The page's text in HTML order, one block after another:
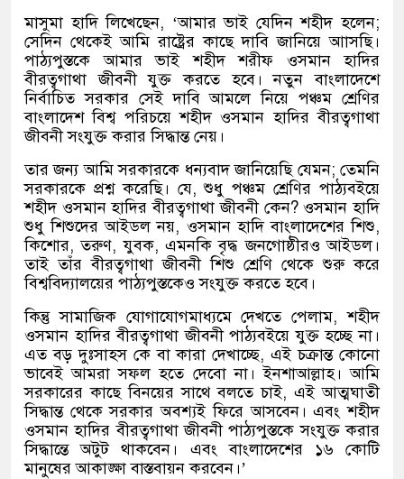
মাসুমা হাদি লিখেছেন, ‘আমার ভাই যেদিন শহীদ হলেন;
সেদিন থেকেই আমি রাষ্ট্রের কাছে দাবি জানিয়ে আাসছি।
পাঠ্যপুস্তকে আমার ভাই শহীদ শরীফ ওসমান হাদির
বীরত্বগাথা জীবনী যুক্ত করতে হবে। নতুন বাংলাদেশে
নির্বাচিত সরকার সেই দাবি আমলে নিয়ে পঞ্চম শ্রেণির
বাংলাদেশ বিশ্ব পরিচয়ে শহীদ ওসমান হাদির বীরত্বগাথা
জীবনী সংযুক্ত করার সিদ্ধান্ত নেয়।
তার জন্য আমি সরকারকে ধন্যবাদ জানিয়েছি যেমন;তেমনি
সরকারকে প্রশ্ন করেছি। যে,শুধু পঞ্চম শ্রেণির পাঠ্যবইয়ে
শহীদ ওসমান হাদির বীরত্বগাথা জীবনী কেন?ওসমান হাদি
শুধু শিশুদের আইডল নয়, ওসমান হাদি বাংলাদেশের শিশু,
কিশোর,তরুণ,যুবক,এমনকি বৃদ্ধ জনগোষ্ঠীরও আইডল।
তাই তাঁর বীরত্বগাথা জীবনী শিশু শ্রেণি থেকে শুরু করে
বিশ্ববিদ্যালয়ের পাঠ্যপুস্তকেও সংযুক্ত করতে হবে।
কিন্তু সামাজিক যোগাযোগমাধ্যমে দেখতে পেলাম,শহীদ
ওসমান হাদির বীরত্বগাথা জীবনী পাঠ্যবইয়ে যুক্ত হচ্ছে না।
এত বড় দুঃসাহস কে বা কারা দেখাচ্ছে,এই চক্রান্ত কোনো
ভাবেই আমরা সফল হতে দেবো না। ইনশাআল্লাহ। আমি
সরকারের কাছে বিনয়ের সাথে বলতে চাই,এই আত্মঘাতী
সিদ্ধান্ত থেকে সরকার অবশ্যই ফিরে আসবেন। এবং শহীদ
ওসমান হাদির বীরত্বগাথা জীবনী পাঠ্যপুস্তকে সংযুক্ত করার
সিদ্ধান্তে অটুট থাকবেন। এবং বাংলাদেশের ১৬ কোটি
মানুষের আকাঙ্ক্ষা বাস্তবায়ন করবেন।’